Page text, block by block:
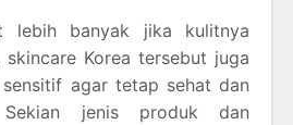
lebih banyak jika kulitnya
Korea tersebut juga
agar tetap sehat dan
jenis produk dan